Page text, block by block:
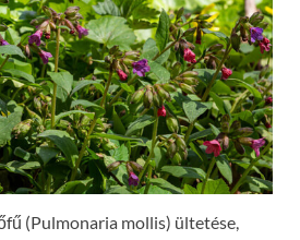
(Pulmonaria mollis) ültetése,